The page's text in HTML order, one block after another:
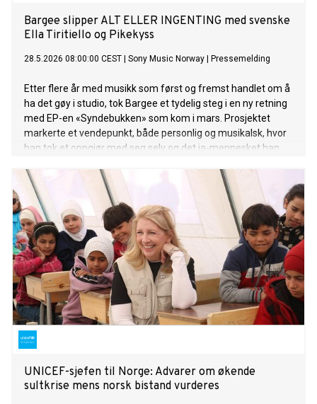
Bargee slipper ALT ELLER INGENTING med svenske
Ella Tiritiello og Pikekyss
28.5.2026 08:00:00 CEST Sony Music Norway Pressemelding
Etter flere år med musikk som først og fremst handlet om å
ha det gøy i studio, tok Bargee et tydelig steg i en ny retning
med EP-en «Syndebukken» som kom i mars. Prosjektet
markerte et vendepunkt, både personlig og musikalsk, hvor
han tok et oppgjør med seg selv og det ja-mennesket han
UNICEF-sjefen til Norge: Advarer om økende
sultkrise mens norsk bistand vurderes